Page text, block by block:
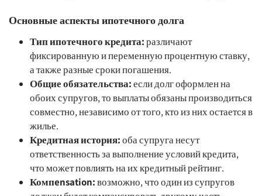
Основные аспекты ипотечного долга
Тип ипотечного кредита:различают
фиксированную и переменную процентную ставку,
а также разные сроки погашения.
Общие обязательства:если долг оформлен на
обоих супругов, то выплаты обязаны производиться
совместно, независимо от того, кто из них остается в
жилье.
Кредитная история:оба супруга несут
ответственность за выполнение условий кредита,
что может повлиять на их кредитный рейтинг.
Компensation:возможно, что один из супругов